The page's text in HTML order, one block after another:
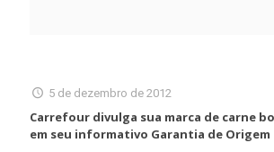
5 de dezembro de 2012
Carrefour divulga sua marca de carne
em seu informativo Garantia de Origem